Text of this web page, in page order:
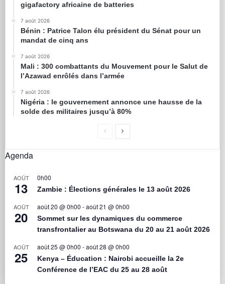
gigafactory africaine de batteries
7 août 2026
Bénin : Patrice Talon élu président du Sénat pour un
mandat de cinq ans
7 août 2026
Mali : 300 combattants du Mouvement pour le Salut de
l’Azawad enrôlés dans l’armée
7 août 2026
Nigéria : le gouvernement annonce une hausse de la
solde des militaires jusqu’à 80%
Agenda
AOÛT
13
0h00
Zambie : Élections générales le 13 août 2026
AOÛT
20
août 20 @ 0h00 -août 21 @ 0h00
Sommet sur les dynamiques du commerce
transfrontalier au Botswana du 20 au 21 août 2026
AOÛT
25
août 25 @ 0h00 -août 28 @ 0h00
Kenya – Éducation : Nairobi accueille la 2e
Conférence de l’EAC du 25 au 28 août